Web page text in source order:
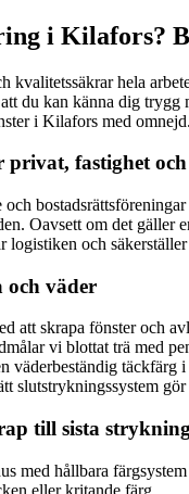
i Kilafors?
kvalitetssäkrar hela
du kan känna dig
i Kilafors med omnejd.
fastighet
Oavsett om det gäller
och
och väder
att skrapa fönster och
vi blottat trä med
väderbeständig
slutstrykningssystem
till sista strykning
med hållbara färgsystem
eller kritande färg